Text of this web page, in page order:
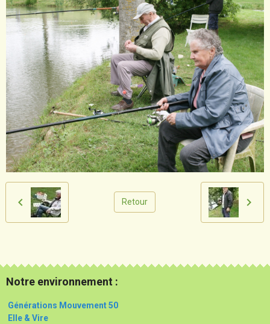
Retour
Notre environnement :
Générations Mouvement 50
Elle & Vire